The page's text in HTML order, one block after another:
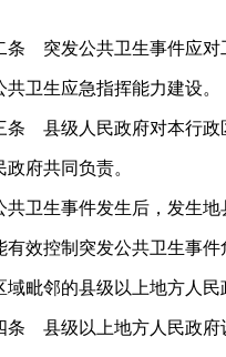
条 突发公共卫生事件应对
共卫生应急指挥能力建设。
条 县级人民政府对本行政
政府共同负责。
生事件发生后，发生地
有效控制突发公共卫生事
邻的县级以上地方人民
条 县级以上地方人民政府